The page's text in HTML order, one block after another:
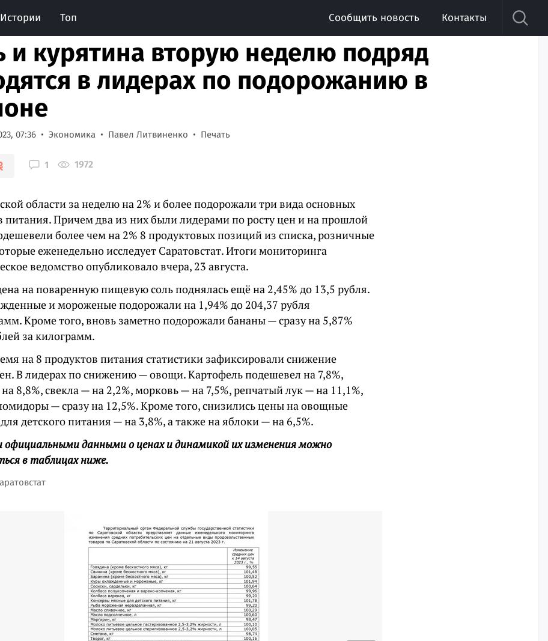
Истории Топ Сообщить новость Контакты
и курятина вторую неделю подряд
в лидерах по подорожанию в
07:36 Экономика Павел Литвиненко Печать
1 1972
области за неделю на 2% и более подорожали три вида основных
питания. Причем два из них были лидерами по росту цен и на прошлой
более чем на 2% 8 продуктовых позиций из списка, розничные
еженедельно исследует Саратовстат. Итоги мониторинга
ведомство опубликовало вчера, 23 августа.
на поваренную пищевую соль поднялась ещё на 2,45% до 13,5 рубля.
и мороженые подорожали на 1,94% до 204,37 рубля
Кроме того, вновь заметно подорожали бананы — сразу на 5,87%
за килограмм.
на 8 продуктов питания статистики зафиксировали снижение
В лидерах по снижению — овощи. Картофель подешевел на 7,8%,
8,8%, свекла — на 2,2%, морковь — на 7,5%, репчатый лук — на 11,1%,
— сразу на 12,5%. Кроме того, снизились цены на овощные
детского питания — на 3,8%, а также на яблоки — на 6,5%.
официальными данными о ценах и динамикой их изменения можно
в таблицах ниже.